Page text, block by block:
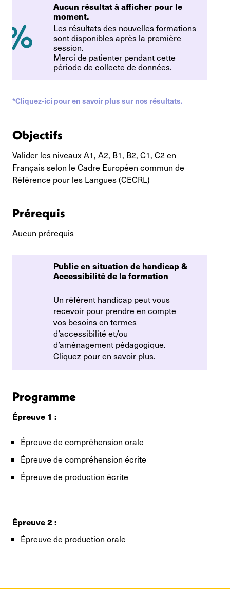
Aucun résultat à afficher pour le
moment.
Les résultats des nouvelles formations
sont disponibles après la première
session.
Merci de patienter pendant cette
période de collecte de données.
*Cliquez-ici pour en savoir plus sur nos résultats.
Objectifs
Valider les niveaux A1, A2, B1, B2, C1, C2 en
Français selon le Cadre Européen commun de
Référence pour les Langues (CECRL)
Prérequis
Aucun prérequis
Public en situation de handicap &
Accessibilité de la formation
Un référent handicap peut vous
recevoir pour prendre en compte
vos besoins en termes
d’accessibilité et/ou
d’aménagement pédagogique.
Cliquez pour en savoir plus.
Programme
Épreuve 1 :
Épreuve de compréhension orale
Épreuve de compréhension écrite
Épreuve de production écrite
Épreuve 2 :
Épreuve de production orale